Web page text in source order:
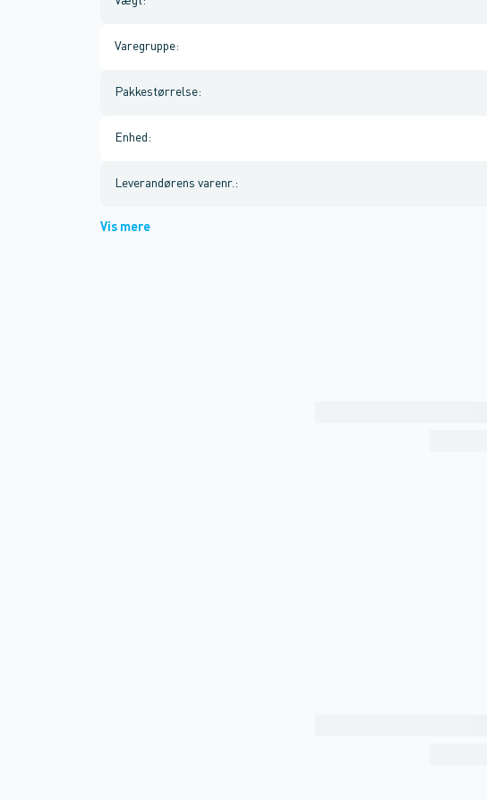
Varegruppe:
Pakkestørrelse:
Enhed :
Leverandørens varenr. :
Vis mere